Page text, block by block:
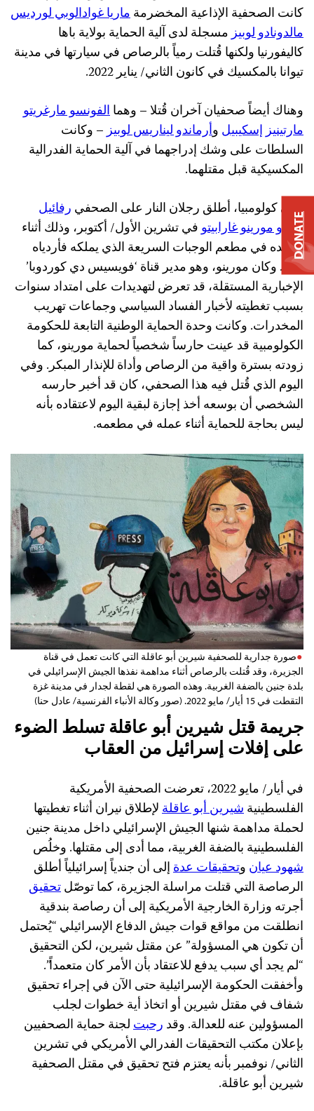
كانت الصحفية الإذاعية المخضرمةماريا غوادالوبي لورديس
مالدونادو لوبيزمسجلة لدى آلية الحماية بولاية باها
كاليفورنيا ولكنها قُتلت رمياً بالرصاص في سيارتها في مدينة
تيوانا بالمكسيك في كانون الثاني/ يناير 2022.
وهناك أيضاً صحفيان آخران قُتلا – وهماالفونسو مارغريتو
مارتينيز إسكيبيل وأرماندو ليناريس لوبيز– وكانت
السلطات على وشك إدراجهما في آلية الحماية الفدرالية
المكسيكية قبل مقتلهما.
وفي كولومبيا، أطلق رجلان النار على الصحفي رفائيل
إميرو مورينو غارابيتوفي تشرين الأول/ أكتوبر، وذلك أثناء
تواجده في مطعم الوجبات السريعة الذي يملكه فأردياه
قتيلا. وكان مورينو، وهو مدير قناة ‘فويسيس دي كوردوبا’
الإخبارية المستقلة، قد تعرض لتهديدات على امتداد سنوات
بسبب تغطيته لأخبار الفساد السياسي وجماعات تهريب
المخدرات. وكانت وحدة الحماية الوطنية التابعة للحكومة
الكولومبية قد عينت حارساً شخصياً لحماية مورينو، كما
زودته بسترة واقية من الرصاص وأداة للإنذار المبكر. وفي
اليوم الذي قُتل فيه هذا الصحفي، كان قد أخبر حارسه
الشخصي أن بوسعه أخذ إجازة لبقية اليوم لاعتقاده بأنه
ليس بحاجة للحماية أثناء عمله في مطعمه.
صورة جدارية للصحفية شيرين أبو عاقلة التي كانت تعمل في قناة
الجزيرة، وقد قُتلت بالرصاص أثناء مداهمة نفذها الجيش الإسرائيلي في
بلدة جنين بالضفة الغربية. وهذه الصورة هي لقطة لجدار في مدينة غزة
التقطت في 15 أيار/ مايو 2022. (صور وكالة الأنباء الفرنسية/ عادل حنا)
جريمة قتل شيرين أبو عاقلة تسلط الضوء
على إفلات إسرائيل من العقاب
في أيار/ مايو 2022، تعرضت الصحفية الأمريكية
الفلسطينيةشيرين أبو عاقلةلإطلاق نيران أثناء تغطيتها
لحملة مداهمة شنها الجيش الإسرائيلي داخل مدينة جنين
الفلسطينية بالضفة الغربية، مما أدى إلى مقتلها. وخلُص
شهود عيان وتحقيقات عدةإلى أن جندياً إسرائيلياً أطلق
الرصاصة التي قتلت مراسلة الجزيرة، كما توصّلتحقيق
أجرته وزارة الخارجية الأمريكية إلى أن رصاصة بندقية
انطلقت من مواقع قوات جيش الدفاع الإسرائيلي “يُحتمل
أن تكون هي المسؤولة” عن مقتل شيرين، لكن التحقيق
“لم يجد أي سبب يدفع للاعتقاد بأن الأمر كان متعمداً”.
وأخفقت الحكومة الإسرائيلية حتى الآن في إجراء تحقيق
شفاف في مقتل شيرين أو اتخاذ أية خطوات لجلب
المسؤولين عنه للعدالة. وقد رحبتلجنة حماية الصحفيين
بإعلان مكتب التحقيقات الفدرالي الأمريكي في تشرين
الثاني/ نوفمبر بأنه يعتزم فتح تحقيق في مقتل الصحفية
شيرين أبو عاقلة.
DONATE